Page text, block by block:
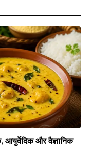
आयुर्वेदिक और वैज्ञानिक